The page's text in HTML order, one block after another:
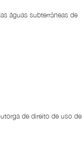
águas subterrâneas de
de direito de uso de